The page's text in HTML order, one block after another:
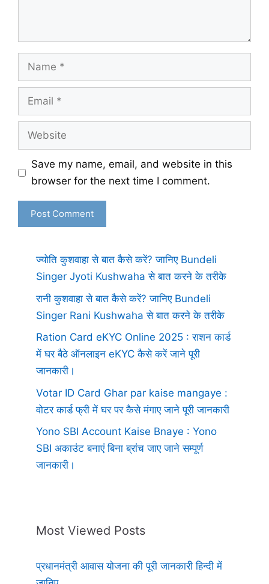
Name
Email
Website
Save my name, email, and website in this
browser for the next time I comment.
ज्योति कुशवाहा से बात कैसे करें? जानिए Bundeli
Singer Jyoti Kushwaha से बात करने के तरीके
रानी कुशवाहा से बात कैसे करें? जानिए Bundeli
Singer Rani Kushwaha से बात करने के तरीके
Ration Card eKYC Online 2025 : राशन कार्ड
में घर बैठे ऑनलाइन eKYC कैसे करें जाने पूरी
जानकारी।
Votar ID Card Ghar par kaise mangaye :
वोटर कार्ड फ्री में घर पर कैसे मंगाए जाने पूरी जानकारी
Yono SBI Account Kaise Bnaye : Yono
SBI अकाउंट बनाएं बिना ब्रांच जाए जाने सम्पूर्ण
जानकारी।
Most Viewed Posts
प्रधानमंत्री आवास योजना की पूरी जानकारी हिन्दी में